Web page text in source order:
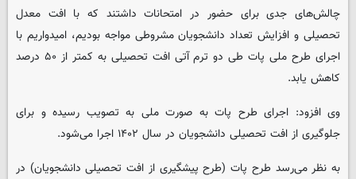
چالش‌های جدی برای حضور در امتحانات داشتند که با افت معدل
تحصیلی و افزایش تعداد دانشجویان مشروطی مواجه بودیم، امیدواریم با
اجرای طرح ملی پات طی دو ترم آتی افت تحصیلی به کمتر از ۵۰ درصد
کاهش یابد.
وی افزود: اجرای طرح پات به صورت ملی به تصویب رسیده و برای
جلوگیری از افت تحصیلی دانشجویان در سال ۱۴۰۲ اجرا می‌شود.
به نظر می‌رسد طرح پات (طرح پیشگیری از افت تحصیلی دانشجویان) در